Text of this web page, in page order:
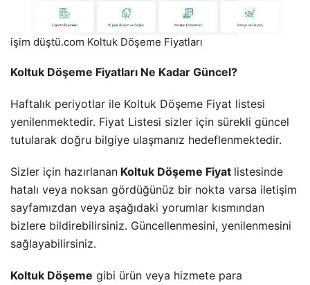
işim düştü.com Koltuk Döşeme Fiyatları
Koltuk Döşeme Fiyatları Ne Kadar Güncel?
Haftalık periyotlar ile Koltuk Döşeme Fiyat listesi
yenilenmektedir. Fiyat Listesi sizler için sürekli güncel
tutularak doğru bilgiye ulaşmanız hedeflenmektedir.
Sizler için hazırlanan Koltuk Döşeme Fiyat listesinde
hatalı veya noksan gördüğünüz bir nokta varsa iletişim
sayfamızdan veya aşağıdaki yorumlar kısmından
bizlere bildirebilirsiniz. Güncellenmesini, yenilenmesini
sağlayabilirsiniz.
Koltuk Döşeme gibi ürün veya hizmete para